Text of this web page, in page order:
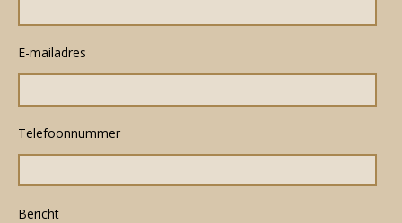
E-mailadres
Telefoonnummer
Bericht